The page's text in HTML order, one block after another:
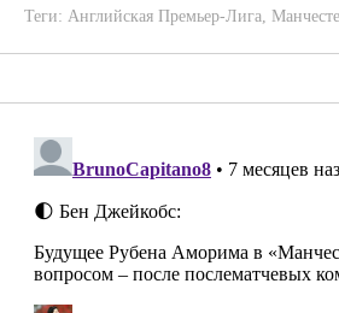
Теги: Английская Премьер-Лига,